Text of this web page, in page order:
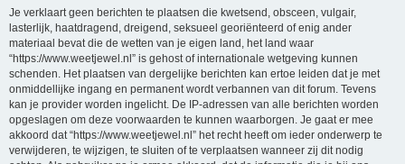
Je verklaart geen berichten te plaatsen die kwetsend, obsceen, vulgair,
lasterlijk, haatdragend, dreigend, seksueel georiënteerd of enig ander
materiaal bevat die de wetten van je eigen land, het land waar
“https://www.weetjewel.nl” is gehost of internationale wetgeving kunnen
schenden. Het plaatsen van dergelijke berichten kan ertoe leiden dat je met
onmiddellijke ingang en permanent wordt verbannen van dit forum. Tevens
kan je provider worden ingelicht. De IP-adressen van alle berichten worden
opgeslagen om deze voorwaarden te kunnen waarborgen. Je gaat er mee
akkoord dat “https://www.weetjewel.nl” het recht heeft om ieder onderwerp te
verwijderen, te wijzigen, te sluiten of te verplaatsen wanneer zij dit nodig